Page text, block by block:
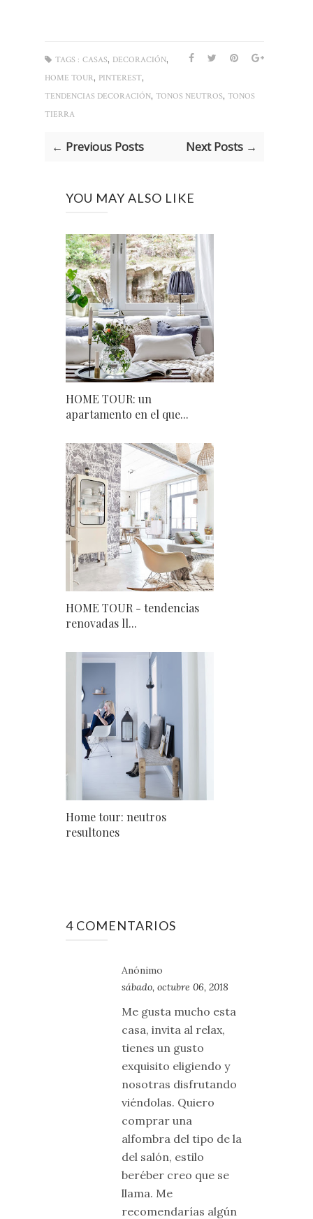
TAGS : CASAS, DECORACIÓN,
HOME TOUR, PINTEREST,
TENDENCIAS DECORACIÓN, TONOS NEUTROS, TONOS
TIERRA
← Previous Posts Next Posts →
YOU MAY ALSO LIKE
HOME TOUR: un
apartamento en el que...
HOME TOUR - tendencias
renovadas ll...
Home tour: neutros
resultones
4 COMENTARIOS
Anónimo
sábado, octubre 06, 2018
Me gusta mucho esta
casa, invita al relax,
tienes un gusto
exquisito eligiendo y
nosotras disfrutando
viéndolas. Quiero
comprar una
alfombra del tipo de la
del salón, estilo
beréber creo que se
llama. Me
recomendarías algún